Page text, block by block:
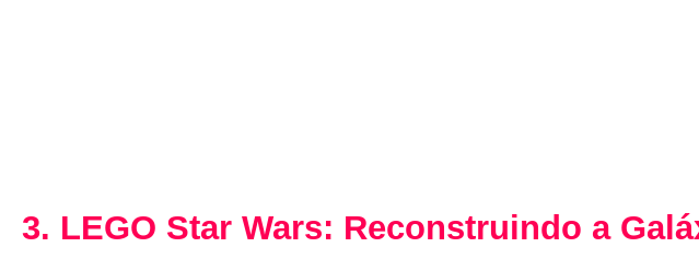
3. LEGO Star Wars: Reconstruindo a